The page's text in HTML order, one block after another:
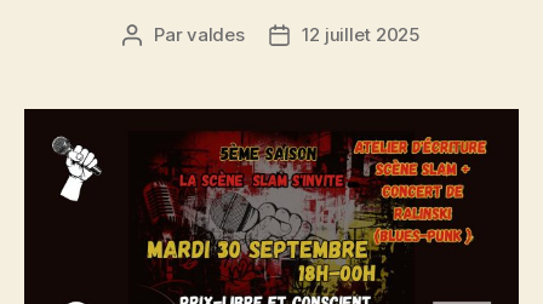
Auteur
Parvaldes
Date12 juillet 2025